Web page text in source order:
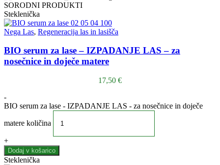
SORODNI PRODUKTI
Steklenička
Nega Las, Regeneracija las in lasišča
BIO serum za lase – IZPADANJE LAS – za
nosečnice in doječe matere
17,50 €
-
BIO serum za lase - IZPADANJE LAS - za nosečnice in doječe
matere količina
+
Dodaj v košarico
Steklenička